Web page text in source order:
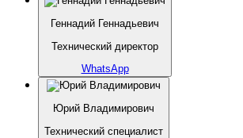
Геннадий Геннадьевич
Технический директор
WhatsApp
Юрий Владимирович
Технический специалист